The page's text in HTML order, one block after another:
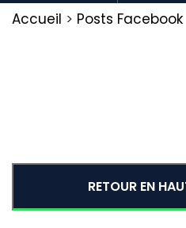
Accueil > Posts Facebook
RETOUR EN